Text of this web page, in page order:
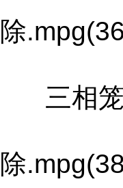
除
三相笼
除